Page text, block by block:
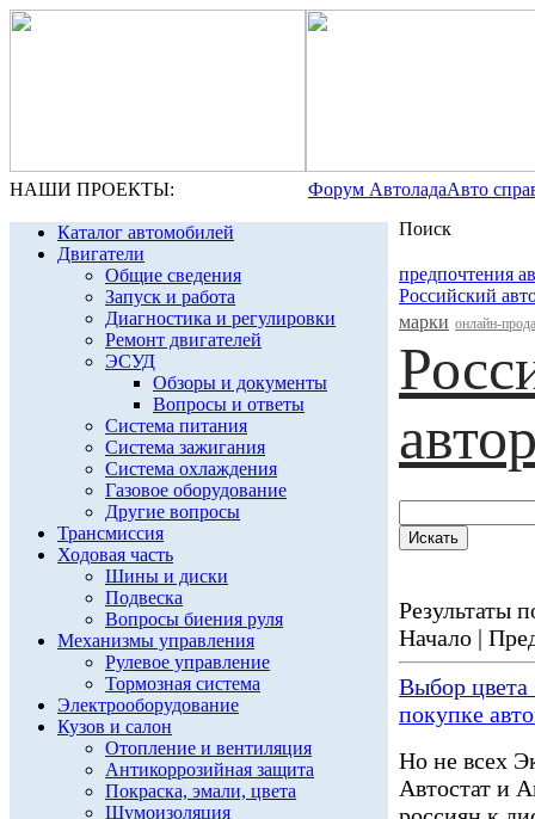
НАШИ ПРОЕКТЫ: Форум АвтоладаАвто
Каталог автомобилей
Двигатели
Общие сведения
Запуск и работа
Диагностика и регулировки
Ремонт двигателей
ЭСУД
Обзоры и документы
Вопросы и ответы
Система питания
Система зажигания
Система охлаждения
Газовое оборудование
Другие вопросы
Трансмиссия
Ходовая часть
Шины и диски
Подвеска
Вопросы биения руля
Механизмы управления
Рулевое управление
Тормозная система
Электрооборудование
Кузов и салон
Отопление и вентиляция
Антикоррозийная защита
Покраска, эмали, цвета
Шумоизоляция
Поиск
предпочтения
Российский
марки онлайн-
Результаты
Начало |
Выбор цвета
покупке
Но не всех
Автостат и